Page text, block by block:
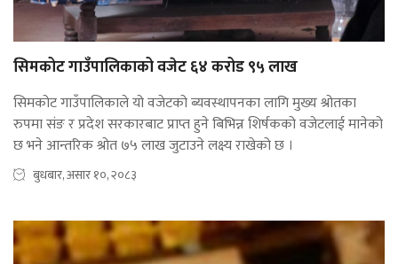
सिमकोट गाउँपालिकाको वजेट ६४ करोड ९५ लाख
सिमकोट गाउँपालिकाले यो वजेटको ब्यवस्थापनका लागि मुख्य श्रोतका
रुपमा संङ र प्रदेश सरकारबाट प्राप्त हुने बिभिन्न शिर्षकको वजेटलाई मानेको
छ भने आन्तरिक श्रोत ७५ लाख जुटाउने लक्ष्य राखेको छ ।
बुधबार, असार १०, २०८३